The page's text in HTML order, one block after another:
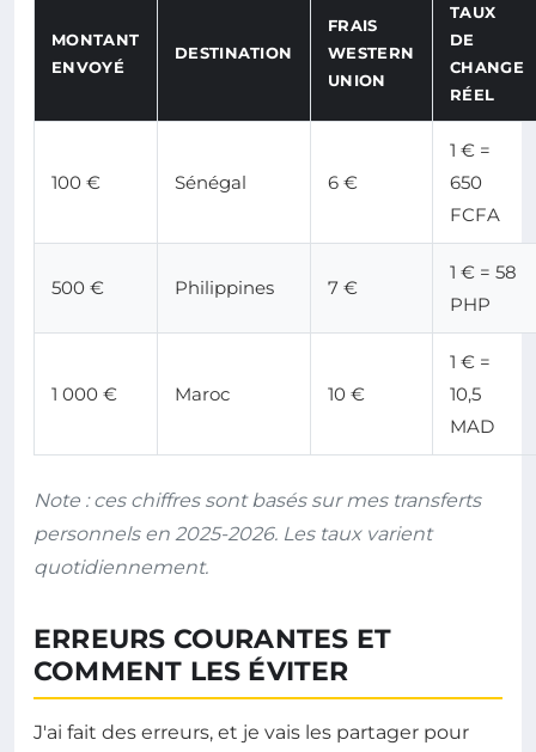
MONTANT
ENVOYÉ
DESTINATION
FRAIS
WESTERN
UNION
TAUX
DE
CHANGE
RÉEL
100 € Sénégal 6 €
1 € =
650
FCFA
500 € Philippines 7 €
1 € = 58
PHP
1 000 € Maroc 10 €
1 € =
10,5
MAD
Note : ces chiffres sont basés sur mes transferts
personnels en 2025-2026. Les taux varient
quotidiennement.
ERREURS COURANTES ET
COMMENT LES ÉVITER
J'ai fait des erreurs, et je vais les partager pour